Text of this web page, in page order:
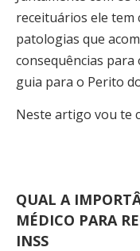
receituários ele tem
patologias que
consequências
guia para o Perito
Neste artigo vou te
QUAL A
MÉDICO PARA
INSS